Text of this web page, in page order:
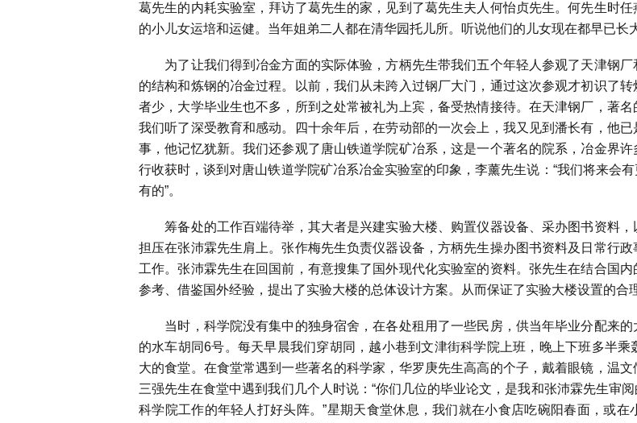
葛先生的内耗实验室，拜访了葛先生的家，见到了葛先生夫人何怡贞先生。何先生时
的小儿女运培和运健。当年姐弟二人都在清华园托儿所。听说他们的儿女现在都早已长
为了让我们得到冶金方面的实际体验，方柄先生带我们五个年轻人参观了天津钢厂
的结构和炼钢的冶金过程。以前，我们从未跨入过钢厂大门，通过这次参观才初识了
者少，大学毕业生也不多，所到之处常被礼为上宾，备受热情接待。在天津钢厂，著
我们听了深受教育和感动。四十余年后，在劳动部的一次会上，我又见到潘长有，他
事，他记忆犹新。我们还参观了唐山铁道学院矿冶系，这是一个著名的院系，冶金界
行收获时，谈到对唐山铁道学院矿冶系冶金实验室的印象，李薰先生说：“我们将来会
有的”。
筹备处的工作百端待举，其大者是兴建实验大楼、购置仪器设备、采办图书资料，
担压在张沛霖先生肩上。张作梅先生负责仪器设备，方柄先生操办图书资料及日常行
工作。张沛霖先生在回国前，有意搜集了国外现代化实验室的资料。张先生在结合国
参考、借鉴国外经验，提出了实验大楼的总体设计方案。从而保证了实验大楼设置的合
当时，科学院没有集中的独身宿舍，在各处租用了一些民房，供当年毕业分配来的
的水车胡同6号。每天早晨我们穿胡同，越小巷到文津街科学院上班，晚上下班多半
大的食堂。在食堂常遇到一些著名的科学家，华罗庚先生高高的个子，戴着眼镜，温
三强先生在食堂中遇到我们几个人时说：“你们几位的毕业论文，是我和张沛霖先生审
科学院工作的年轻人打好头阵。”星期天食堂休息，我们就在小食店吃碗阳春面，或